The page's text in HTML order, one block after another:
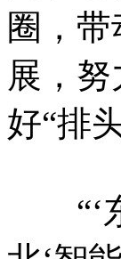
圈，
展，
好“排
“‘东